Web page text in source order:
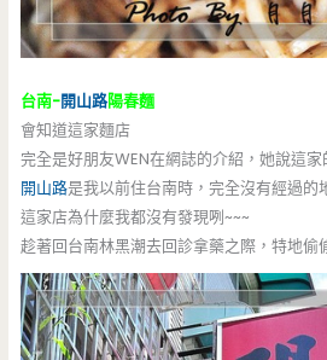
台南-開山路陽春麵
會知道這家麵店
完全是好朋友WEN在網誌的介紹，她說這家
開山路是我以前住台南時，完全沒有經過的
這家店為什麼我都沒有發現咧~~~
趁著回台南林黑潮去回診拿藥之際，特地偷